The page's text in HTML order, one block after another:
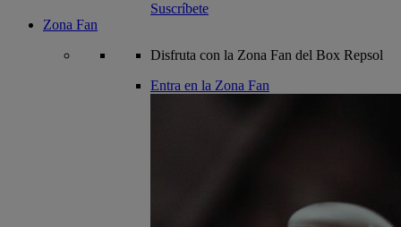
Suscríbete
Zona Fan
Disfruta con la Zona Fan del Box Repsol
Entra en la Zona Fan